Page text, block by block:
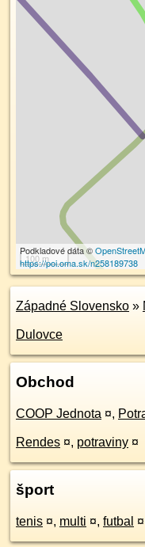
100 m
Podkladové dáta ©
https://poi.oma.sk/n258189738
Západné Slovensko »
Dulovce
Obchod
COOP Jednota ¤,
Rendes ¤, potraviny ¤
šport
tenis ¤, multi ¤, futbal ¤